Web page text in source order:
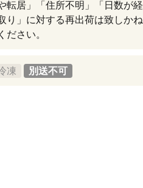
転居」「住所不明」「日数が経
り」に対する再出荷は致しかね
ださい。
凍 別送不可